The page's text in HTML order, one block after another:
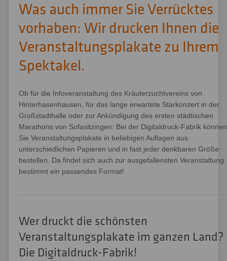
Was auch immer Sie Verrücktes
vorhaben: Wir drucken Ihnen die
Veranstaltungsplakate zu Ihrem
Spektakel.
Ob für die Infoveranstaltung des Kräuterzuchtvereins von
Hinterhasenhausen, für das lange erwartete Starkonzert in der
Großstadthalle oder zur Ankündigung des ersten städtischen
Marathons von Sofasitzingen: Bei der Digitaldruck-Fabrik können
Sie Veranstaltungsplakate in beliebigen Auflagen aus
unterschiedlichen Papieren und in fast jeder denkbaren Größe
bestellen. Da findet sich auch zur ausgefallensten Veranstaltung
bestimmt ein passendes Format!
Wer druckt die schönsten
Veranstaltungsplakate im ganzen Land?
Die Digitaldruck-Fabrik!